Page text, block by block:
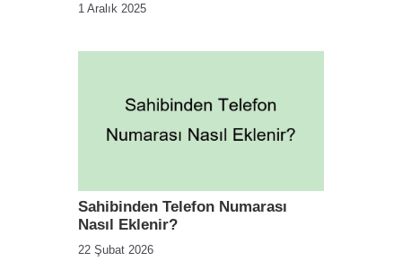
1 Aralık 2025
Sahibinden Telefon Numarası
Nasıl Eklenir?
22 Şubat 2026